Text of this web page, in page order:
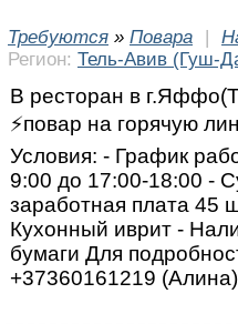
Требуются » Повара |
Регион: Тель-Авив (Гуш-
В ресторан в
⚡️повар на горячую
Условия: - График
9:00 до 17:00-18:00 -
заработная плата 45
Кухонный иврит -
бумаги Для
+37360161219 (Алина)